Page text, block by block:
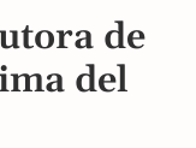
de
del